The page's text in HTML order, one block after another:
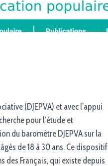
(DJEPVA) et avec l’appui
pour l’étude et
du baromètre DJEPVA sur la
de 18 à 30 ans. Ce dispositif
des Français, qui existe depuis